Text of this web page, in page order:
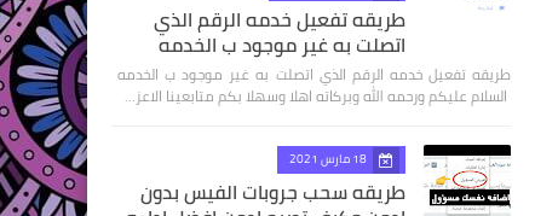
طريقه تفعيل خدمه الرقم الذي
اتصلت به غير موجود ب الخدمه
طريقه تفعيل خدمه الرقم الذي اتصلت به غير موجود ب الخدمه
السلام عليكم ورحمه الله وبركاته اهلا وسهلا بكم متابعينا الاعز…
18 مارس 2021
طريقه سحب جروبات الفيس بدون